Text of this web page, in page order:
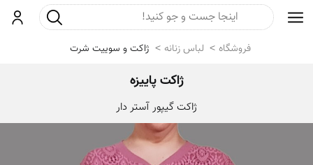
ورودجست و جو
فروشگاه لباس زنانه ژاکت و سوییت شرت
ژاکت پاییزه
ژاکت گیپور آستر دار